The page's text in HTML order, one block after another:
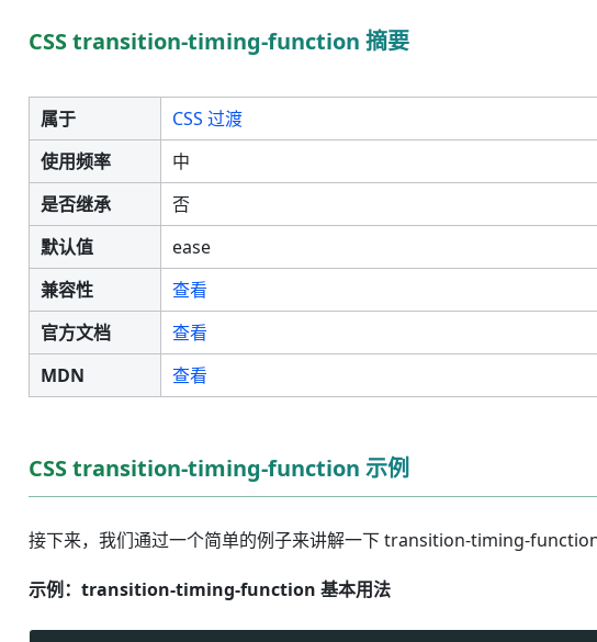
CSS transition-timing-function 摘要
属于
CSS 过渡
使用频率
中
是否继承
否
默认值
ease
兼容性
查看
官方文档
查看
MDN
查看
CSS transition-timing-function 示例
接下来，我们通过一个简单的例子来讲解一下 transition-timing-function
示例：transition-timing-function 基本用法